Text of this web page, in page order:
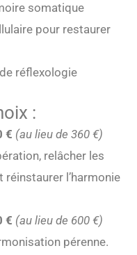
somatique
pour restaurer
réflexologie
:
€ (au lieu de 360 €)
relâcher les
l’harmonie
€ (au lieu de 600 €)
pérenne.